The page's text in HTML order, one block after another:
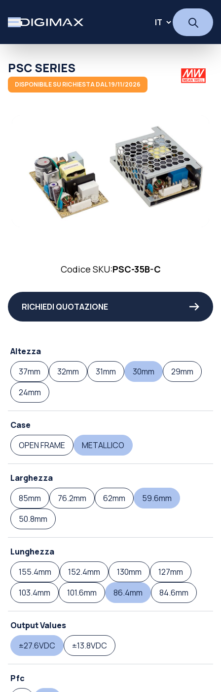
PSC SERIES
DISPONIBILE SU RICHIESTA DAL 19/11/2026
Codice SKU:PSC-35B-C
RICHIEDI QUOTAZIONE
Altezza
37mm
32mm 31mm 30mm
29mm
24mm
Case
OPEN FRAME
METALLICO
Larghezza
85mm
76.2mm 62mm
59.6mm
50.8mm
Lunghezza
155.4mm
152.4mm 130mm
127mm
103.4mm
101.6mm 86.4mm 84.6mm
Output Values
±27.6VDC
±13.8VDC
Pfc